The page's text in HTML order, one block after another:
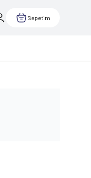
Sepetim